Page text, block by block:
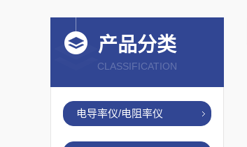
产品分类
CLASSIFICATION
电导率仪/电阻率仪